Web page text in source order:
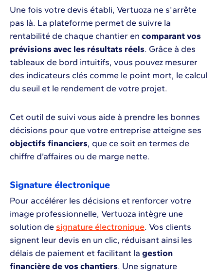
Une fois votre devis établi, Vertuoza ne s'arrête
pas là. La plateforme permet de suivre la
rentabilité de chaque chantier en comparant vos
prévisions avec les résultats réels. Grâce à des
tableaux de bord intuitifs, vous pouvez mesurer
des indicateurs clés comme le point mort, le calcul
du seuil et le rendement de votre projet.
Cet outil de suivi vous aide à prendre les bonnes
décisions pour que votre entreprise atteigne ses
objectifs financiers, que ce soit en termes de
chiffre d’affaires ou de marge nette.
Signature électronique
Pour accélérer les décisions et renforcer votre
image professionnelle, Vertuoza intègre une
solution de signature électronique. Vos clients
signent leur devis en un clic, réduisant ainsi les
délais de paiement et facilitant la gestion
financière de vos chantiers. Une signature